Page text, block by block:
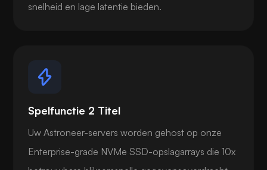
snelheid en lage latentie bieden.
Spelfunctie 2 Titel
Uw Astroneer-servers worden gehost op onze
Enterprise-grade NVMe SSD-opslagarrays die 10x